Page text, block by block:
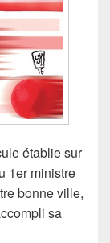
établie sur
1er ministre
bonne ville,
sa
Comics VO de la